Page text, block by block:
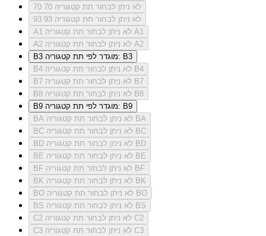
70
לא ניתן לבחור תת קטגוריה 70
93
לא ניתן לבחור תת קטגוריה 93
A1
לא ניתן לבחור תת קטגוריה A1
A2
לא ניתן לבחור תת קטגוריה A2
B3
מוגדר לפי תת קטגוריה: B3
B4
לא ניתן לבחור תת קטגוריה B4
B7
לא ניתן לבחור תת קטגוריה B7
B8
לא ניתן לבחור תת קטגוריה B8
B9
מוגדר לפי תת קטגוריה: B9
BA
לא ניתן לבחור תת קטגוריה BA
BC
לא ניתן לבחור תת קטגוריה BC
BD
לא ניתן לבחור תת קטגוריה BD
BE
לא ניתן לבחור תת קטגוריה BE
BF
לא ניתן לבחור תת קטגוריה BF
BK
לא ניתן לבחור תת קטגוריה BK
BO
לא ניתן לבחור תת קטגוריה BO
BS
לא ניתן לבחור תת קטגוריה BS
C2
לא ניתן לבחור תת קטגוריה C2
C3
לא ניתן לבחור תת קטגוריה C3